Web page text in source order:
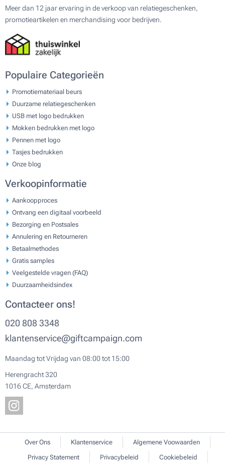
Meer dan 12 jaar ervaring in de verkoop van relatiegeschenken,
promotieartikelen en merchandising voor bedrijven.
Populaire Categorieën
Promotiemateriaal beurs
Duurzame relatiegeschenken
USB met logo bedrukken
Mokken bedrukken met logo
Pennen met logo
Tasjes bedrukken
Onze blog
Verkoopinformatie
Aankoopproces
Ontvang een digitaal voorbeeld
Bezorging en Postsales
Annulering en Retourneren
Betaalmethodes
Gratis samples
Veelgestelde vragen (FAQ)
Duurzaamheidsindex
Contacteer ons!
020 808 3348
klantenservice@giftcampaign.com
Maandag tot Vrijdag van 08:00 tot 15:00
Herengracht 320
1016 CE, Amsterdam
Over Ons Klantenservice
Algemene Voowaarden
Privacy Statement
Privacybeleid Cookiebeleid